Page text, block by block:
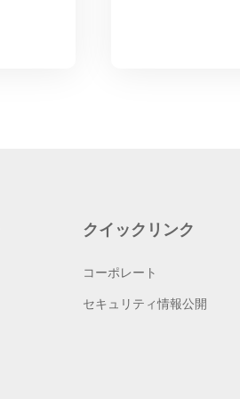
クイックリンク
コーポレート
セキュリティ情報公開